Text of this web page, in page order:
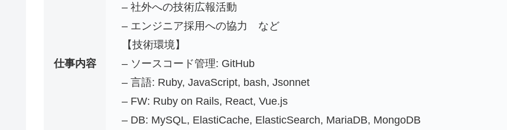
仕事内容
– 社外への技術広報活動
– エンジニア採用への協力 など
【技術環境】
– ソースコード管理: GitHub
– 言語: Ruby, JavaScript, bash, Jsonnet
– FW: Ruby on Rails, React, Vue.js
– DB: MySQL, ElastiCache, ElasticSearch, MariaDB, MongoDB